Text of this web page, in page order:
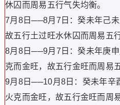
休囚而周易五行气失均衡。
7月8日──8月7日：癸未年己
故五行土过旺水休囚而周易五
8月8日──9月7日：癸未年庚
克而金旺，故五行金旺而周易
9月8日──10月8日：癸未年
火克而金旺，故五行金旺而周